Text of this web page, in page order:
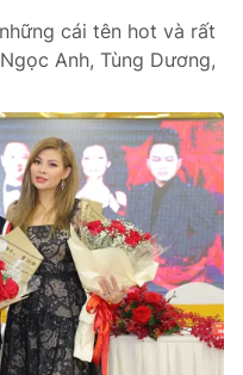
cái tên hot và rất
Anh, Tùng Dương,